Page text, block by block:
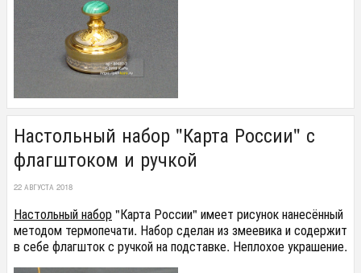
Настольный набор "Карта России" с
флагштоком и ручкой
22 АВГУСТА 2018
Настольный набор"Карта России" имеет рисунок нанесённый
методом термопечати. Набор сделан из змеевика и содержит
в себе флагшток с ручкой на подставке. Неплохое украшение.